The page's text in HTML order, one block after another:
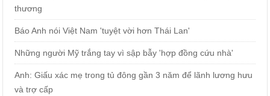
thương
Báo Anh nói Việt Nam 'tuyệt vời hơn Thái Lan'
Những người Mỹ trắng tay vì sập bẫy 'hợp đồng cứu nhà'
Anh: Giấu xác mẹ trong tủ đông gần 3 năm để lãnh lương hưu
và trợ cấp